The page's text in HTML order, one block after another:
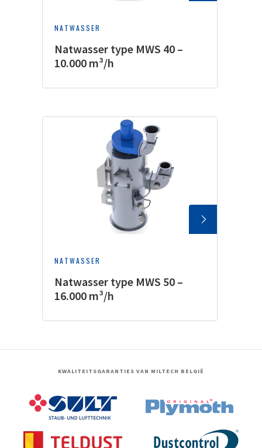
NATWASSER
Natwasser type MWS 40 –
10.000 m³/h
NATWASSER
Natwasser type MWS 50 –
16.000 m³/h
KWALITEITSGARANTIES VAN MILTECH BELGIË